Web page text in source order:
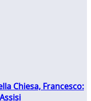
Chiesa, Francesco: